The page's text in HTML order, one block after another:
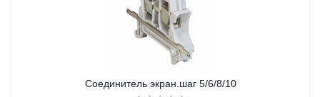
Соединитель экран.шаг 5/6/8/10